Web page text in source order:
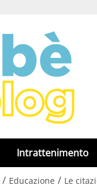
Intrattenimento
/ Educazione / Le